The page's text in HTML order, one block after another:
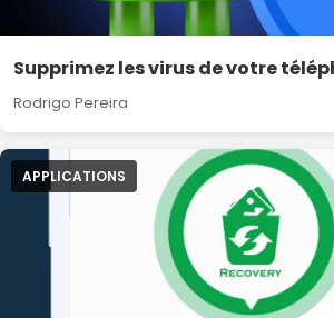
Supprimez les virus de votre
Rodrigo Pereira
APPLICATIONS